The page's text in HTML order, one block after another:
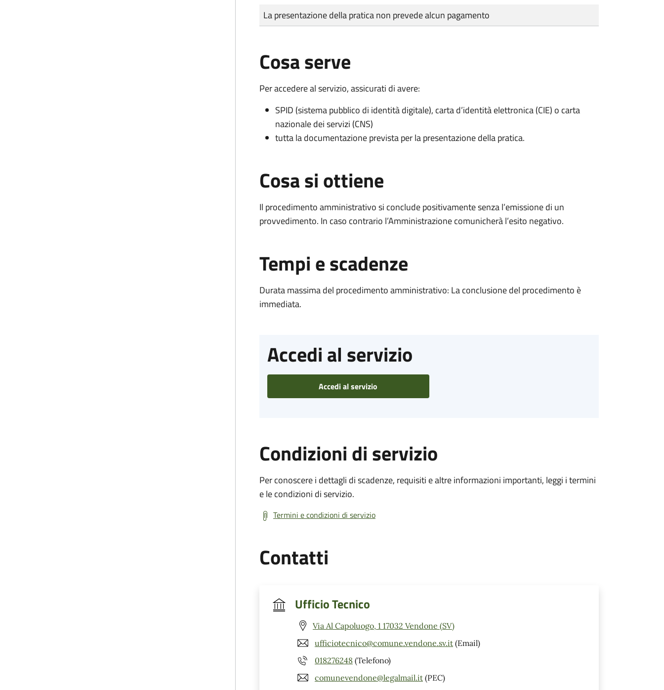
Tipo di pagamento
Importo
La presentazione della pratica non prevede alcun pagamento
Cosa serve
Per accedere al servizio, assicurati di avere:
SPID (sistema pubblico di identità digitale), carta d’identità elettronica (CIE) o carta
nazionale dei servizi (CNS)
tutta la documentazione prevista per la presentazione della pratica.
Cosa si ottiene
Il procedimento amministrativo si conclude positivamente senza l’emissione di un
provvedimento. In caso contrario l’Amministrazione comunicherà l’esito negativo.
Tempi e scadenze
Durata massima del procedimento amministrativo: La conclusione del procedimento è
immediata.
Accedi al servizio
Accedi al servizio
Condizioni di servizio
Per conoscere i dettagli di scadenze, requisiti e altre informazioni importanti, leggi i termini
e le condizioni di servizio.
Termini e condizioni di servizio
Contatti
Ufficio Tecnico
Via Al Capoluogo, 1 17032 Vendone (SV)
ufficiotecnico@comune.vendone.sv.it (Email)
018276248 (Telefono)
comunevendone@legalmail.it (PEC)